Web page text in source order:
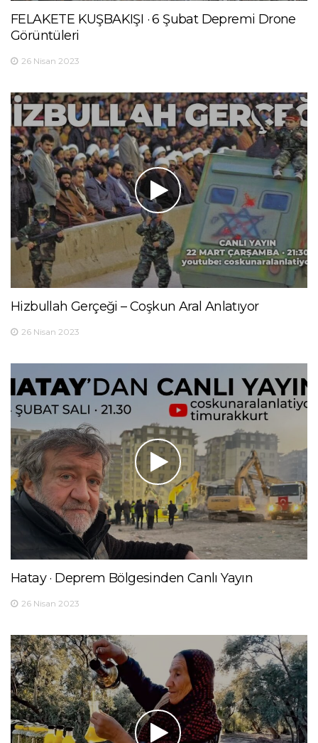
FELAKETE KUŞBAKIŞI · 6 Şubat Depremi Drone
Görüntüleri
26 Nisan 2023
Hizbullah Gerçeği – Coşkun Aral Anlatıyor
26 Nisan 2023
Hatay · Deprem Bölgesinden Canlı Yayın
26 Nisan 2023